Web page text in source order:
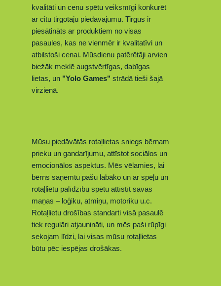
kvalitāti un cenu spētu veiksmīgi konkurēt
ar citu tirgotāju piedāvājumu. Tirgus ir
piesātināts ar produktiem no visas
pasaules, kas ne vienmēr ir kvalitatīvi un
atbilstoši cenai. Mūsdienu patērētāji arvien
biežāk meklē augstvērtīgas, dabīgas
lietas, un "Yolo Games" strādā tieši šajā
virzienā.
Mūsu piedāvātās rotaļlietas sniegs bērnam
prieku un gandarījumu, attīstot sociālos un
emocionālos aspektus. Mēs vēlamies, lai
bērns saņemtu pašu labāko un ar spēļu un
rotaļlietu palīdzību spētu attīstīt savas
maņas – loģiku, atmiņu, motoriku u.c.
Rotaļlietu drošības standarti visā pasaulē
tiek regulāri atjaunināti, un mēs paši rūpīgi
sekojam līdzi, lai visas mūsu rotaļlietas
būtu pēc iespējas drošākas.